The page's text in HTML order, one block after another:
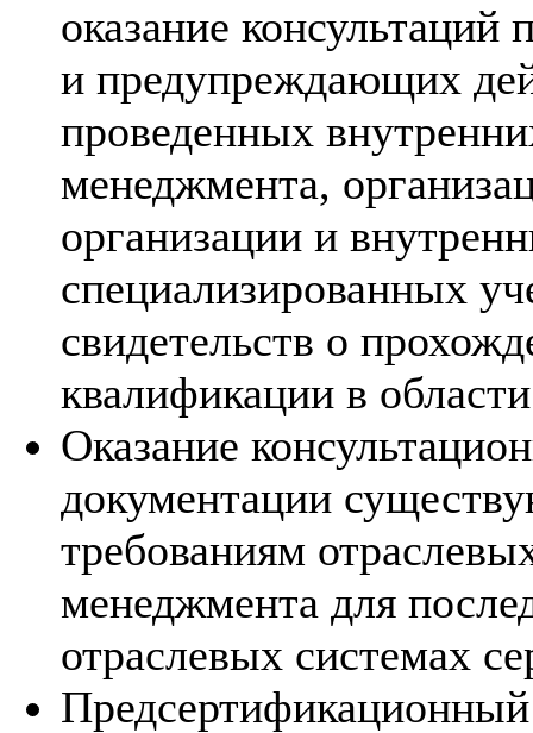
оказание
и предупреждающих
проведенных
менеджмента,
организации и
специализированных
свидетельств о
квалификации в
Оказание
документации
требованиям
менеджмента для
отраслевых системах